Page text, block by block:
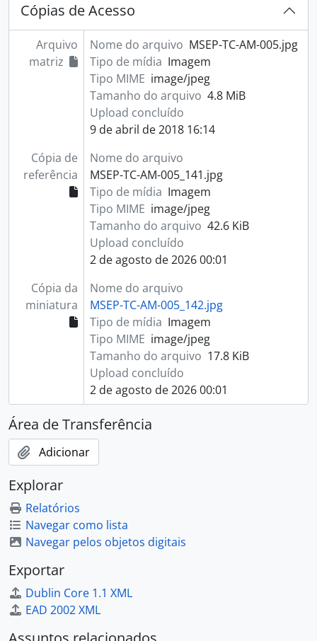
Cópias de Acesso
Arquivo
matriz
Nome do arquivo MSEP-TC-AM-005.jpg
Tipo de mídia Imagem
Tipo MIME image/jpeg
Tamanho do arquivo 4.8 MiB
Upload concluído
9 de abril de 2018 16:14
Cópia de
referência
Nome do arquivo
MSEP-TC-AM-005_141.jpg
Tipo de mídia Imagem
Tipo MIME image/jpeg
Tamanho do arquivo 42.6 KiB
Upload concluído
2 de agosto de 2026 00:01
Cópia da
miniatura
Nome do arquivo
MSEP-TC-AM-005_142.jpg
Tipo de mídia Imagem
Tipo MIME image/jpeg
Tamanho do arquivo 17.8 KiB
Upload concluído
2 de agosto de 2026 00:01
Área de Transferência
Adicionar
Explorar
Relatórios
Navegar como lista
Navegar pelos objetos digitais
Exportar
Dublin Core 1.1 XML
EAD 2002 XML